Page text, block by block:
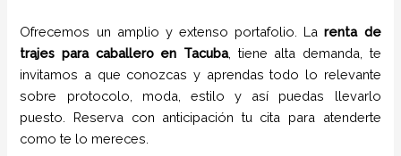
Ofrecemos un amplio y extenso portafolio. Larenta de
trajes para caballero en Tacuba, tiene alta demanda, te
invitamos a que conozcas y aprendas todo lo relevante
sobre protocolo, moda, estilo y así puedas llevarlo
puesto. Reserva con anticipación tu cita para atenderte
como te lo mereces.